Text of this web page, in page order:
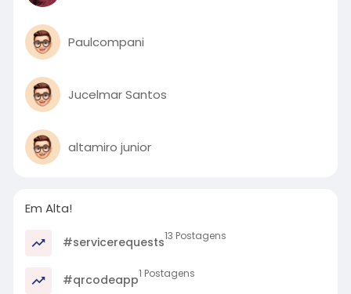
Paulcompani
Jucelmar Santos
altamiro junior
Em Alta!
#servicerequests13 Postagens
#qrcodeapp1 Postagens